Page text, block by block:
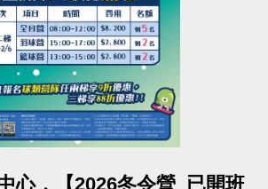
#115、116
網 :
zh_TW/news/pageID/1/
民運動中心
心，【2026冬令營_已開班